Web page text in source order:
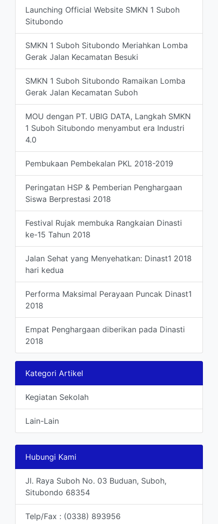
Launching Official Website SMKN 1 Suboh
Situbondo
SMKN 1 Suboh Situbondo Meriahkan Lomba
Gerak Jalan Kecamatan Besuki
SMKN 1 Suboh Situbondo Ramaikan Lomba
Gerak Jalan Kecamatan Suboh
MOU dengan PT. UBIG DATA, Langkah SMKN
1 Suboh Situbondo menyambut era Industri
4.0
Pembukaan Pembekalan PKL 2018-2019
Peringatan HSP & Pemberian Penghargaan
Siswa Berprestasi 2018
Festival Rujak membuka Rangkaian Dinasti
ke-15 Tahun 2018
Jalan Sehat yang Menyehatkan: Dinast1 2018
hari kedua
Performa Maksimal Perayaan Puncak Dinast1
2018
Empat Penghargaan diberikan pada Dinasti
2018
Kategori Artikel
Kegiatan Sekolah
Lain-Lain
Hubungi Kami
Jl. Raya Suboh No. 03 Buduan, Suboh,
Situbondo 68354
Telp/Fax : (0338) 893956